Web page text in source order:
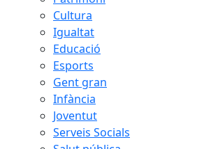
Cultura
Igualtat
Educació
Esports
Gent gran
Infància
Joventut
Serveis Socials